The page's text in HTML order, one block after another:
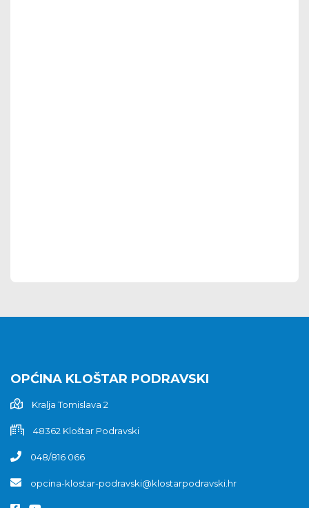
OPĆINA KLOŠTAR PODRAVSKI
Kralja Tomislava 2
48362 Kloštar Podravski
048/816 066
opcina-klostar-podravski@klostarpodravski.hr